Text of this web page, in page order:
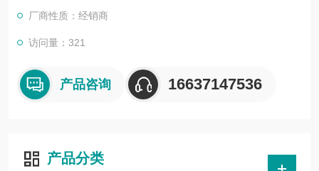
厂商性质：经销商
访问量：321
产品咨询 16637147536
产品分类